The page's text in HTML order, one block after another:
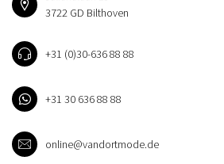
3722 GD Bilthoven
+31 (0)30-636 88 88
+31 30 636 88 88
online@vandortmode.de